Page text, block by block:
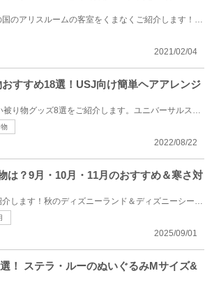
今回は、東京ディズニーランドホテルのふしぎの国のアリスルームの客室をくまなくご紹介します！隅々ま...
2021/02/04
すすめ18選！USJ向け簡単ヘアアレンジ
ユニバの髪型10選＆おしゃれな髪型に合わせたい被り物グッズ8選をご紹介します。ユニバーサルスタジオジ...
2022/08/22
は？9月・10月・11月のおすすめ＆寒さ対
秋のディズニーにおすすめの服装と持ち物をご紹介します！秋のディズニーランド＆ディズニーシーを楽し...
2025/09/01
！ ステラ・ルーのぬいぐるみMサイズ&